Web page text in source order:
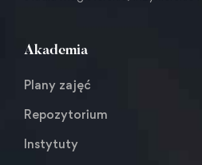
Akademia
Plany zajęć
Repozytorium
Instytuty